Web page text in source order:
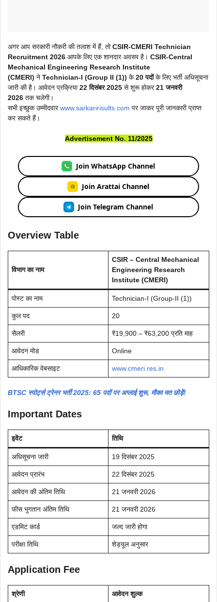
अगर आप सरकारी नौकरी की तलाश में हैं, तोCSIR-CMERI Technician
Recruitment 2026 आपके लिए एक शानदार अवसर है। CSIR-Central
Mechanical Engineering Research Institute
(CMERI) ने Technician-I (Group II (1)) के20 पदोंके लिए भर्ती अधिसूचना
जारी की है। आवेदन प्रक्रिया22 दिसंबर 2025 से शुरू होकर21 जनवरी
2026 तक चलेगी।
सभी इच्छुक उम्मीदवारwww.sarkaririsults.com पर जाकर पूरी जानकारी प्राप्त
कर सकते हैं।
Advertisement No. 11/2025
Join WhatsApp Channel
Join Arattai Channel
Join Telegram Channel
Overview Table
विभाग का नाम
CSIR – Central Mechanical
Engineering Research
Institute (CMERI)
पोस्ट का नाम Technician-I (Group-II (1))
कुल पद 20
सैलरी ₹19,900 – ₹63,200 प्रति माह
आवेदन मोड Online
आधिकारिक वेबसाइट www.cmeri.res.in
BTSC स्पोर्ट्स ट्रेनर भर्ती 2025: 65 पदों पर अप्लाई शुरू, मौका मत छोड़ें!
Important Dates
इवेंट तिथि
अधिसूचना जारी 19 दिसंबर 2025
आवेदन प्रारंभ 22 दिसंबर 2025
आवेदन की अंतिम तिथि 21 जनवरी 2026
फीस भुगतान अंतिम तिथि 21 जनवरी 2026
एडमिट कार्ड जल्द जारी होगा
परीक्षा तिथि शेड्यूल अनुसार
Application Fee
श्रेणी आवेदन शुल्क